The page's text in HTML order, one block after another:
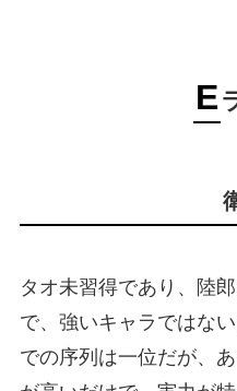
E
タオ未習得であり、陸
で、強いキャラではな
での序列は一位だが、